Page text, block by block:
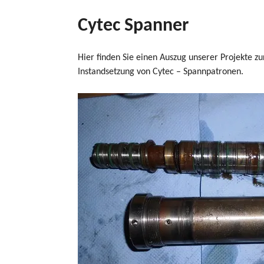
Cytec Spanner
Hier finden Sie einen Auszug unserer Projekte
Instandsetzung von Cytec – Spannpatronen.